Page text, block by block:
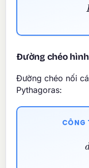
Đường chéo
Đường chéo nối
Pythagoras:
CÔNG